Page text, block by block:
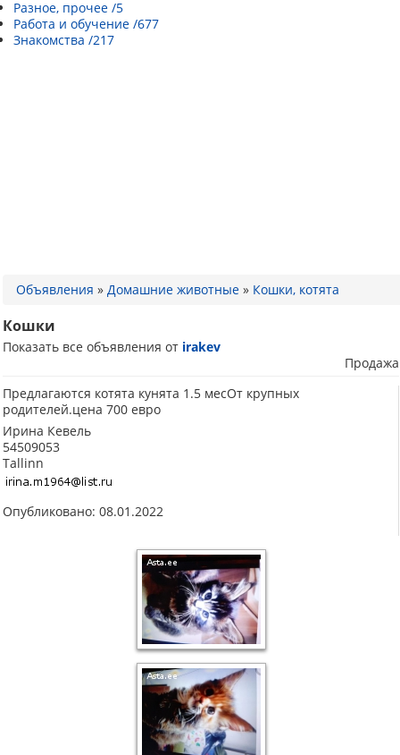
Разное, прочее /5
Работа и обучение /677
Знакомства /217
Объявления » Домашние животные » Кошки, котята
Кошки
Показать все объявления от irakev
Продажа
Предлагаются котята кунята 1.5 месОт крупных
родителей.цена 700 евро
Ирина Кевель
54509053
Tallinn
Опубликовано: 08.01.2022